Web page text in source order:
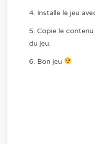
4. Installe le jeu
5. Copie le
du jeu.
6. Bon jeu